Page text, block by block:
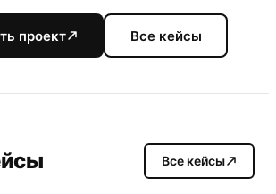
проект Все кейсы
Все кейсы